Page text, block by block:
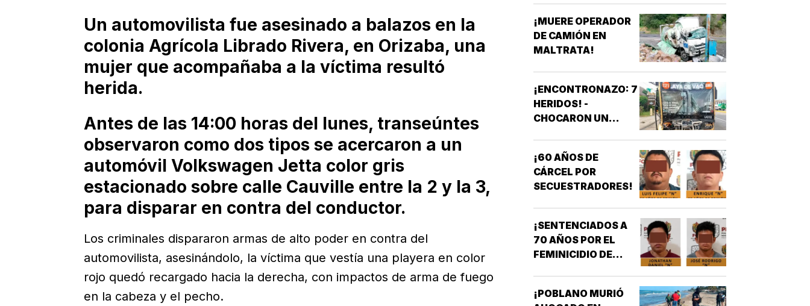
Un automovilista fue asesinado a balazos en la
colonia Agrícola Librado Rivera, en Orizaba, una
mujer que acompañaba a la víctima resultó
herida.
Antes de las 14:00 horas del lunes, transeúntes
observaron como dos tipos se acercaron a un
automóvil Volkswagen Jetta color gris
estacionado sobre calle Cauville entre la 2 y la 3,
para disparar en contra del conductor.
Los criminales dispararon armas de alto poder en contra del
automovilista, asesinándolo, la víctima que vestía una playera en color
rojo quedó recargado hacia la derecha, con impactos de arma de fuego
en la cabeza y el pecho.
¡MUERE OPERADOR
DE CAMIÓN EN
MALTRATA!
¡ENCONTRONAZO: 7
HERIDOS! -
CHOCARON UN
LOS AZULES EN LA
TAMPIQUERA
¡60 AÑOS DE
CÁRCEL POR
SECUESTRADORES!
¡SENTENCIADOS A
70 AÑOS POR EL
FEMINICIDIO DE
¡POBLANO MURIÓ